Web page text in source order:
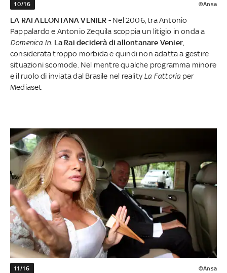
10/16 ©Ansa
LA RAI ALLONTANA VENIER - Nel 2006, tra Antonio
Pappalardo e Antonio Zequila scoppia un litigio in onda a
Domenica In. La Rai deciderà di allontanare Venier
considerata troppo morbida e quindi non adatta a gestire
situazioni scomode. Nel mentre qualche programma minore
e il ruolo di inviata dal Brasile nel reality La Fattoria per
Mediaset
11/16 ©Ansa